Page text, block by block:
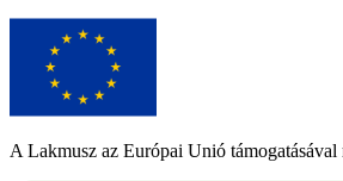
A Lakmusz az Európai Unió